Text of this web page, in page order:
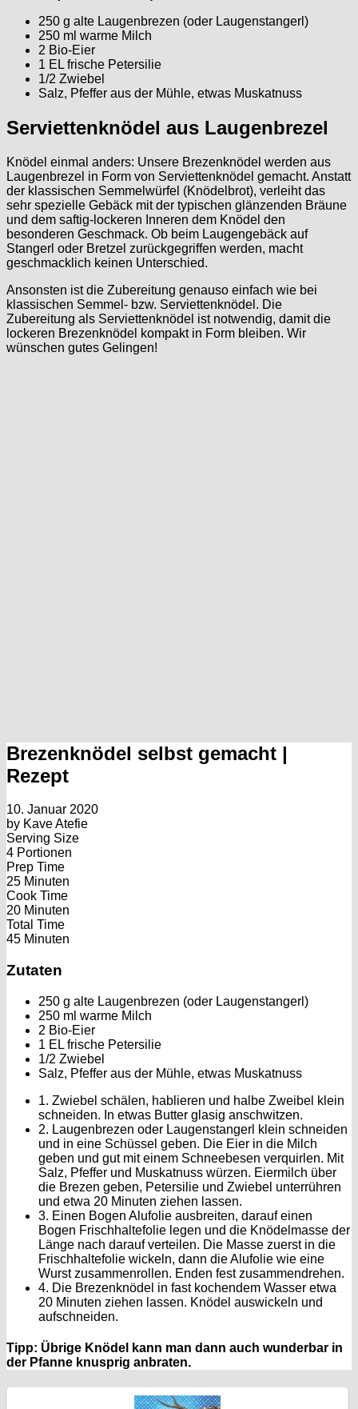
250 g alte Laugenbrezen (oder Laugenstangerl)
250 ml warme Milch
2 Bio-Eier
1 EL frische Petersilie
1/2 Zwiebel
Salz, Pfeffer aus der Mühle, etwas Muskatnuss
Serviettenknödel aus Laugenbrezel
Knödel einmal anders: Unsere Brezenknödel werden aus
Laugenbrezel in Form von Serviettenknödel gemacht. Anstatt
der klassischen Semmelwürfel (Knödelbrot), verleiht das
sehr spezielle Gebäck mit der typischen glänzenden Bräune
und dem saftig-lockeren Inneren dem Knödel den
besonderen Geschmack. Ob beim Laugengebäck auf
Stangerl oder Bretzel zurückgegriffen werden, macht
geschmacklich keinen Unterschied.
Ansonsten ist die Zubereitung genauso einfach wie bei
klassischen Semmel- bzw. Serviettenknödel. Die
Zubereitung als Serviettenknödel ist notwendig, damit die
lockeren Brezenknödel kompakt in Form bleiben. Wir
wünschen gutes Gelingen!
Brezenknödel selbst gemacht |
Rezept
10. Januar 2020
by Kave Atefie
Serving Size
4 Portionen
Prep Time
25 Minuten
Cook Time
20 Minuten
Total Time
45 Minuten
Zutaten
250 g alte Laugenbrezen (oder Laugenstangerl)
250 ml warme Milch
2 Bio-Eier
1 EL frische Petersilie
1/2 Zwiebel
Salz, Pfeffer aus der Mühle, etwas Muskatnuss
1. Zwiebel schälen, hablieren und halbe Zweibel klein
schneiden. In etwas Butter glasig anschwitzen.
2. Laugenbrezen oder Laugenstangerl klein schneiden
und in eine Schüssel geben. Die Eier in die Milch
geben und gut mit einem Schneebesen verquirlen. Mit
Salz, Pfeffer und Muskatnuss würzen. Eiermilch über
die Brezen geben, Petersilie und Zwiebel unterrühren
und etwa 20 Minuten ziehen lassen.
3. Einen Bogen Alufolie ausbreiten, darauf einen
Bogen Frischhaltefolie legen und die Knödelmasse der
Länge nach darauf verteilen. Die Masse zuerst in die
Frischhaltefolie wickeln, dann die Alufolie wie eine
Wurst zusammenrollen. Enden fest zusammendrehen.
4. Die Brezenknödel in fast kochendem Wasser etwa
20 Minuten ziehen lassen. Knödel auswickeln und
aufschneiden.
Tipp: Übrige Knödel kann man dann auch wunderbar in
der Pfanne knusprig anbraten.